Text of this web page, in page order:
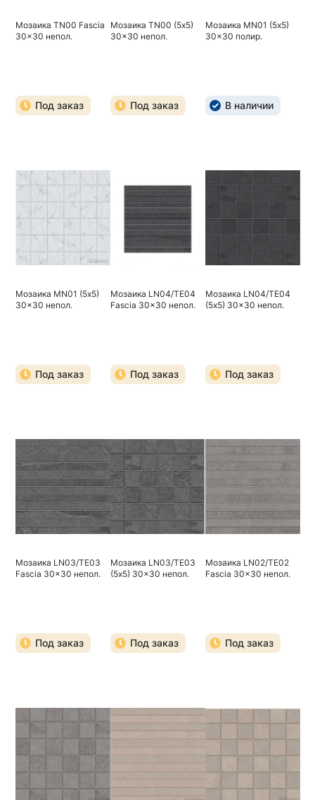
Мозаика TN00 Fascia
30x30 непол.
Под заказ
Мозаика TN00 (5х5)
30x30 непол.
Под заказ
Мозаика MN01 (5х5)
30x30 полир.
В наличии
Мозаика MN01 (5х5)
30x30 непол.
Под заказ
Мозаика LN04/TE04
Fascia 30x30 непол.
Под заказ
Мозаика LN04/TE04
(5х5) 30x30 непол.
Под заказ
Мозаика LN03/TE03
Fascia 30x30 непол.
Под заказ
Мозаика LN03/TE03
(5х5) 30x30 непол.
Под заказ
Мозаика LN02/TE02
Fascia 30x30 непол.
Под заказ